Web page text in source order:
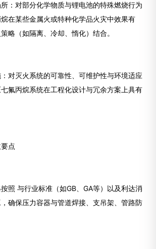
：对部分化学物质与锂电池的特殊燃烧行为
在某些金属火或特种化学品火灾中效果有
略（如隔离、冷却、惰化）结合。
对灭火系统的可靠性、可维护性与环境适应
氟丙烷系统在工程化设计与冗余方案上具有
点
照 与行业标准（如GB、GA等）以及利达消
确保压力容器与管道焊接、支吊架、管路防